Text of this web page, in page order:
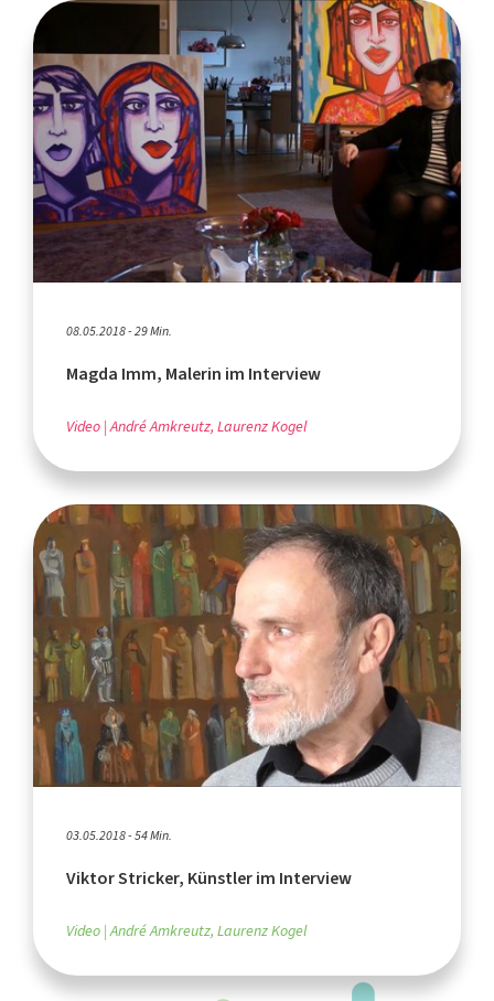
08.05.2018 - 29 Min.
Magda Imm, Malerin im Interview
Video André Amkreutz, Laurenz Kogel
03.05.2018 - 54 Min.
Viktor Stricker, Künstler im Interview
Video André Amkreutz, Laurenz Kogel